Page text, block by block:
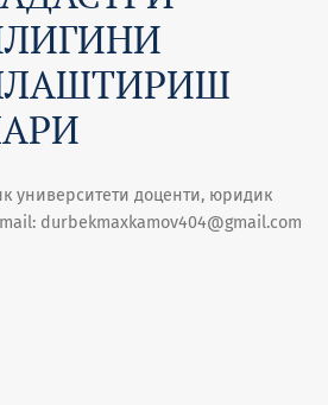
университети доценти, юридик
durbekmaxkamov404@gmail.com